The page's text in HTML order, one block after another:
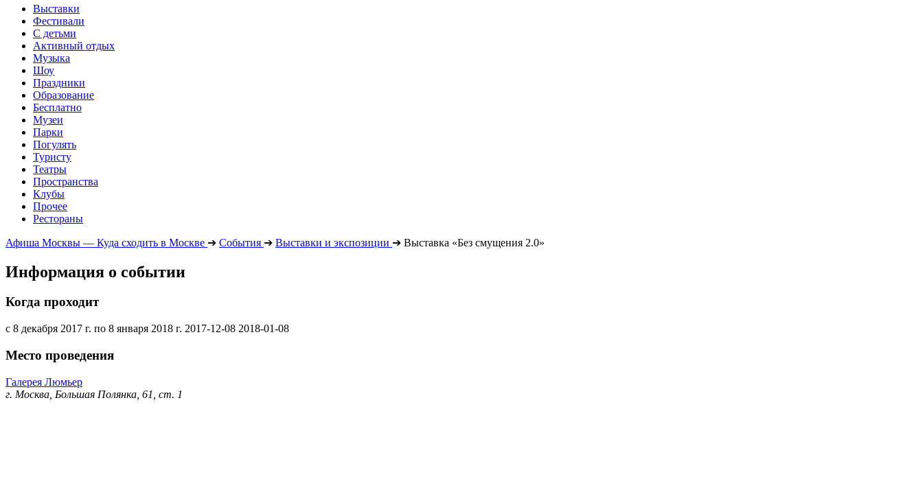
Выставки
Фестивали
С детьми
Активный отдых
Музыка
Шоу
Праздники
Образование
Бесплатно
Музеи
Парки
Погулять
Туристу
Театры
Пространства
Клубы
Прочее
Рестораны
Афиша Москвы — Куда сходить в Москве ➔ События ➔ Выставки и экспозиции ➔ Выставка «Без смущения 2.0»
Информация о событии
Когда проходит
с 8 декабря 2017 г. по 8 января 2018 г. 2017-12-08 2018-01-08
Место проведения
Галерея Люмьер
г. Москва, Большая Полянка, 61, ст. 1